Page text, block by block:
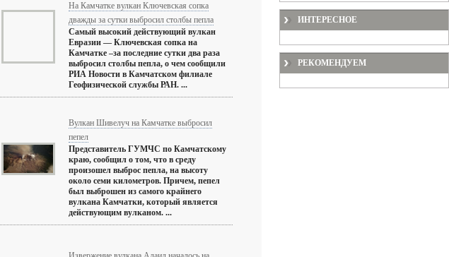
На Камчатке вулкан Ключевская сопка
дважды за сутки выбросил столбы пепла
Самый высокий действующий вулкан
Евразии — Ключевская сопка на
Камчатке –за последние сутки два раза
выбросил столбы пепла, о чем сообщили
РИА Новости в Камчатском филиале
Геофизической службы РАН. ...
Вулкан Шивелуч на Камчатке выбросил
пепел
Представитель ГУМЧС по Камчатскому
краю, сообщил о том, что в среду
произошел выброс пепла, на высоту
около семи километров. Причем, пепел
был выброшен из самого крайнего
вулкана Камчатки, который является
действующим вулканом. ...
ИНТЕРЕСНОЕ
РЕКОМЕНДУЕМ